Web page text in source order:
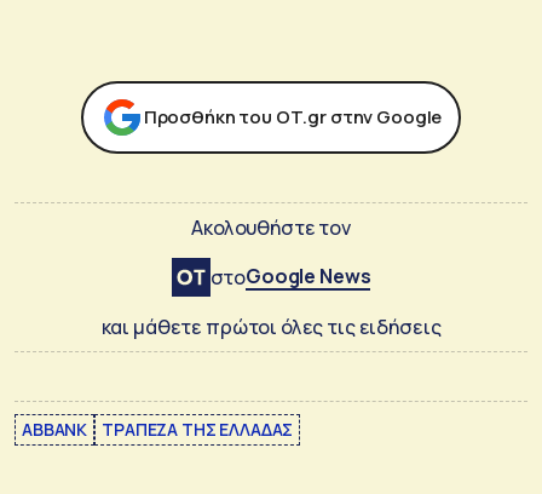
Προσθήκη του ΟΤ.gr στην Google
Ακολουθήστε τον
στοGoogle News
και μάθετε πρώτοι όλες τις ειδήσεις
ABBANK ΤΡΑΠΕΖΑ ΤΗΣ ΕΛΛΑΔΑΣ